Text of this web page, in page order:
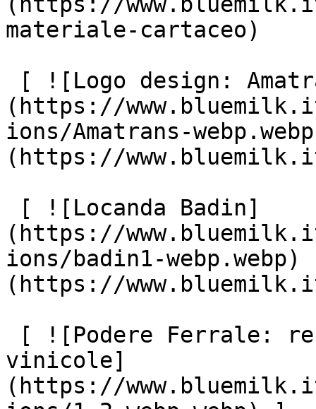
materiale-cartaceo)
(https://
ions/Amatrans-
(https://
(https://
ions/badin1-
(https://
vinicole]
(https://